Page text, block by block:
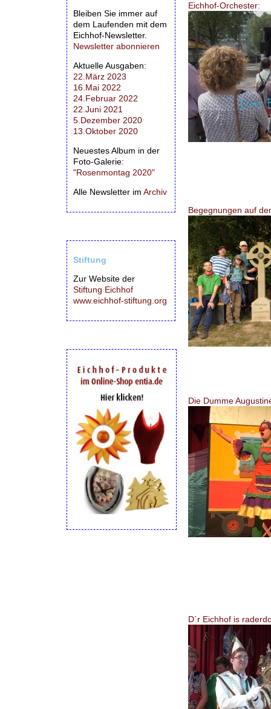
Eichhof-Orchester:
Begegnungen auf
Die Dumme
D´r Eichhof is
Bleiben Sie immer auf
dem Laufenden mit dem
Eichhof-Newsletter.
Newsletter abonnieren
Aktuelle Ausgaben:
22.März 2023
16.Mai 2022
24.Februar 2022
22.Juni 2021
5.Dezember 2020
13.Oktober 2020
Neuestes Album in der
Foto-Galerie:
"Rosenmontag 2020"
Alle Newsletter im Archiv
Stiftung
Zur Website der
Stiftung Eichhof
www.eichhof-stiftung.org